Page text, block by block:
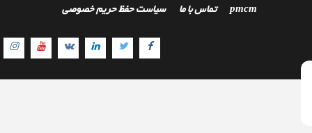
pmcm تماس با ما سیاست حفظ حریم خصوصی
Facebook
Twitter
Linkedin
VK